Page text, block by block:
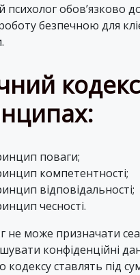
обов’язково
безпечною для
поваги;
компетентності;
відповідальності;
чесності.
не може призначати
конфіденційні
кодексу ставлять під